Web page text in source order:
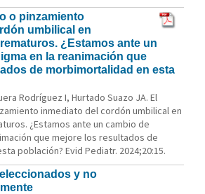
o pinzamiento
umbilical en
¿Estamos ante un
en la reanimación que
de morbimortalidad en esta
Rodríguez I, Hurtado Suazo JA. El
inmediato del cordón umbilical en
¿Estamos ante un cambio de
que mejore los resultados de
población? Evid Pediatr. 2024;20:15.
y no